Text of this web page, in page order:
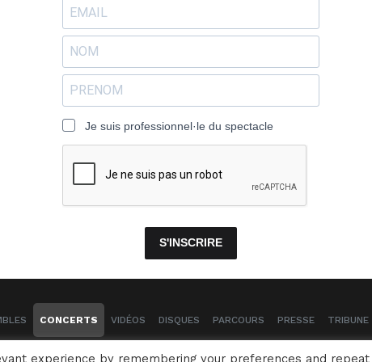
Je suis professionnel·le du spectacle
S'INSCRIRE
CONCERTS VIDÉOS DISQUES PARCOURS PRESSE TRIBUNE
Naïssam Jalal - Flûtiste, Vocaliste, Compositrice
experience by remembering your preferences and repeat